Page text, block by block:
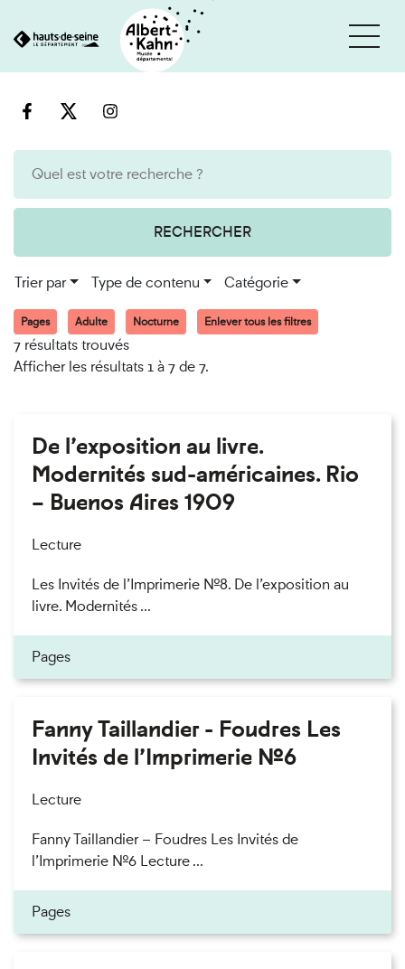
au
RECHERCHER
Trier par Type de contenu Catégorie
Pages Adulte Nocturne Enlever tous les filtres
7 résultats trouvés
Afficher les résultats 1 à 7 de 7.
De l’exposition au livre.
Modernités sud-américaines. Rio
– Buenos Aires 1909
Lecture
Les Invités de l’Imprimerie n°8. De l’exposition au
livre. Modernités ...
Pages
Fanny Taillandier - Foudres Les
Invités de l’Imprimerie n°6
Lecture
Fanny Taillandier – Foudres Les Invités de
l’Imprimerie n°6 Lecture ...
Pages
Cookies et traceurs utilisés sur ce site